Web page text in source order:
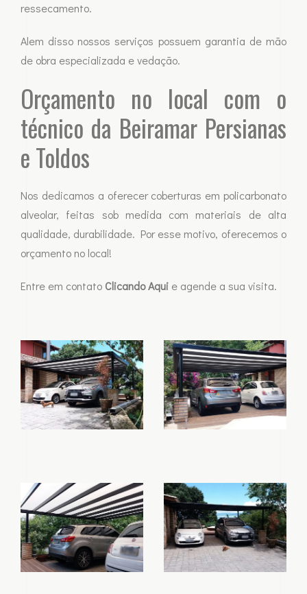
ressecamento.
Alem disso nossos serviços possuem garantia de mão
de obra especializada e vedação.
Orçamento no local com o
técnico da Beiramar Persianas
e Toldos
Nos dedicamos a oferecer coberturas em policarbonato
alveolar, feitas sob medida com materiais de alta
qualidade, durabilidade. Por esse motivo, oferecemos o
orçamento no local!
Entre em contato Clicando Aqui e agende a sua visita.